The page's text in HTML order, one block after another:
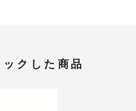
クした商品